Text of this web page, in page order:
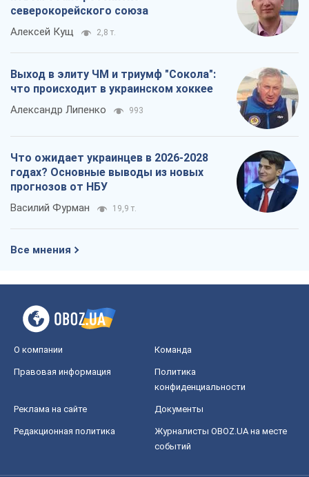
северокорейского союза
Алексей Кущ 2,8 т.
Выход в элиту ЧМ и триумф "Сокола":
что происходит в украинском хоккее
Александр Липенко 993
Что ожидает украинцев в 2026-2028
годах? Основные выводы из новых
прогнозов от НБУ
Василий Фурман 19,9 т.
Все мнения
О компании Команда
Правовая информация
Политика
конфиденциальности
Реклама на сайте Документы
Редакционная политика
Журналисты OBOZ.UA на месте
событий